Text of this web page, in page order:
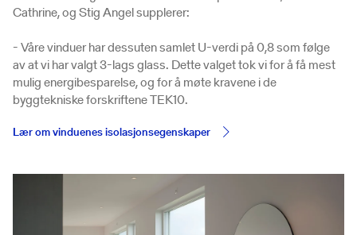
Cathrine, og Stig Angel supplerer:
- Våre vinduer har dessuten samlet U-verdi på 0,8 som følge
av at vi har valgt 3-lags glass. Dette valget tok vi for å få mest
mulig energibesparelse, og for å møte kravene i de
byggtekniske forskriftene TEK10.
Lær om vinduenes isolasjonsegenskaper